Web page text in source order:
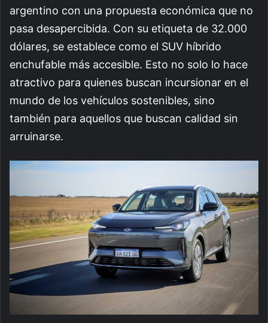
argentino con una propuesta económica que no
pasa desapercibida. Con su etiqueta de 32.000
dólares, se establece como el SUV híbrido
enchufable más accesible. Esto no solo lo hace
atractivo para quienes buscan incursionar en el
mundo de los vehículos sostenibles, sino
también para aquellos que buscan calidad sin
arruinarse.